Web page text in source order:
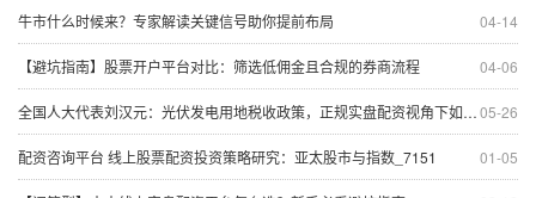
04-14
牛市什么时候来？专家解读关键信号助你提前布局
04-06
【避坑指南】股票开户平台对比：筛选低佣金且合规的券商流程
05-26
全国人大代表刘汉元：光伏发电用地税收政策，正规实盘配资视角下如何优化？
01-05
配资咨询平台 线上股票配资投资策略研究：亚太股市与指数_7151